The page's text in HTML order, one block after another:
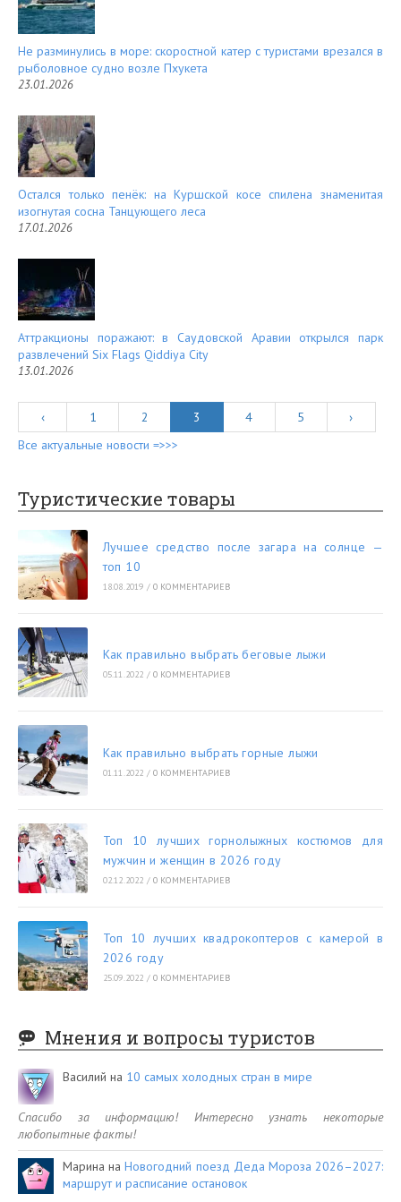
Не разминулись в море: скоростной катер с туристами врезался в
рыболовное судно возле Пхукета
23.01.2026
Остался только пенёк: на Куршской косе спилена знаменитая
изогнутая сосна Танцующего леса
17.01.2026
Аттракционы поражают: в Саудовской Аравии открылся парк
развлечений Six Flags Qiddiya City
13.01.2026
‹ 1 2 3 4 5
›
Все актуальные новости =>>>
Туристические товары
Лучшее средство после загара на солнце —
топ 10
18.08.2019 / 0 КОММЕНТАРИЕВ
Как правильно выбрать беговые лыжи
05.11.2022 / 0 КОММЕНТАРИЕВ
Как правильно выбрать горные лыжи
01.11.2022 / 0 КОММЕНТАРИЕВ
Топ 10 лучших горнолыжных костюмов для
мужчин и женщин в 2026 году
02.12.2022 / 0 КОММЕНТАРИЕВ
Топ 10 лучших квадрокоптеров с камерой в
2026 году
25.09.2022 / 0 КОММЕНТАРИЕВ
Мнения и вопросы туристов
Василий на 10 самых холодных стран в мире
Спасибо за информацию! Интересно узнать некоторые
любопытные факты!
Марина наНовогодний поезд Деда Мороза 2026–2027:
маршрут и расписание остановок